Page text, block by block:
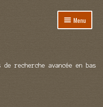
Menu
recherche avancée en bas